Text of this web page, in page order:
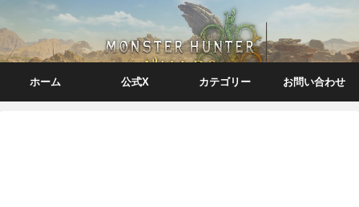
ホーム 公式X カテゴリー お問い合わせ